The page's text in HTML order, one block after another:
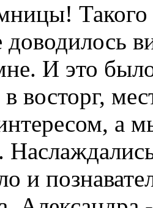
Такого
И это
восторг,
а
и